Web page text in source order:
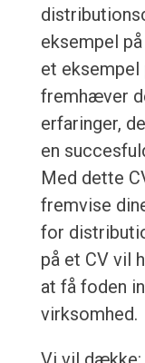
eksempel
et eksempel
fremhæver
erfaringer,
en
Med dette
fremvise
for
på et CV vil
at få foden
virksomhed.